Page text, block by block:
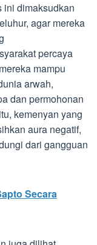
ini dimaksudkan
agar mereka
percaya
mampu
arwah,
dan permohonan
kemenyan yang
aura negatif,
dari gangguan
Secara